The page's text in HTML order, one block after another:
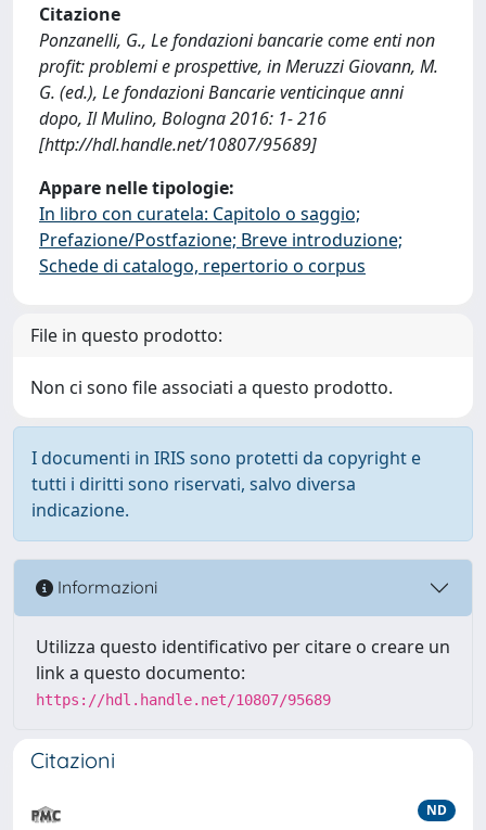
Citazione
Ponzanelli, G., Le fondazioni bancarie come enti non
profit: problemi e prospettive, in Meruzzi Giovann, M.
G. (ed.), Le fondazioni Bancarie venticinque anni
dopo, Il Mulino, Bologna 2016: 1- 216
[http://hdl.handle.net/10807/95689]
Appare nelle tipologie:
In libro con curatela: Capitolo o saggio;
Prefazione/Postfazione; Breve introduzione;
Schede di catalogo, repertorio o corpus
File in questo prodotto:
Non ci sono file associati a questo prodotto.
I documenti in IRIS sono protetti da copyright e
tutti i diritti sono riservati, salvo diversa
indicazione.
Informazioni
Utilizza questo identificativo per citare o creare un
link a questo documento:
https://hdl.handle.net/10807/95689
Citazioni
ND